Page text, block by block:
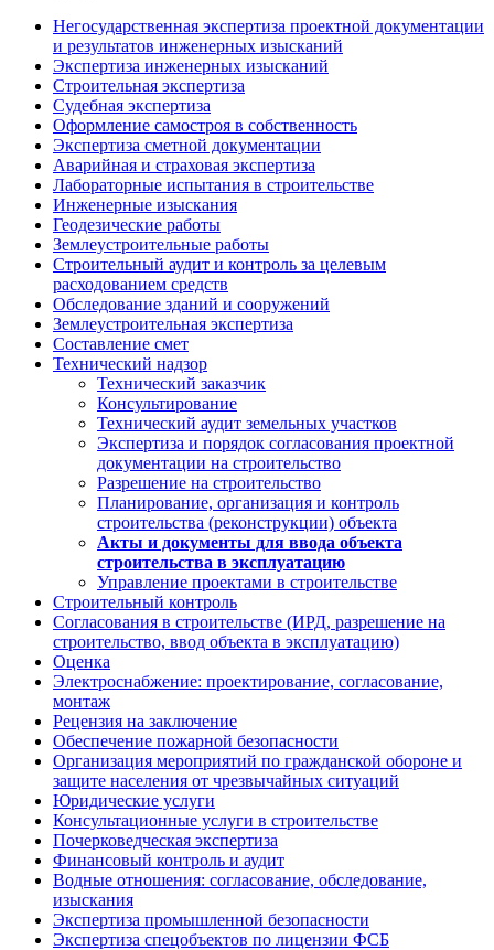
Негосударственная экспертиза проектной документации
и результатов инженерных изысканий
Экспертиза инженерных изысканий
Строительная экспертиза
Судебная экспертиза
Оформление самостроя в собственность
Экспертиза сметной документации
Аварийная и страховая экспертиза
Лабораторные испытания в строительстве
Инженерные изыскания
Геодезические работы
Землеустроительные работы
Строительный аудит и контроль за целевым
расходованием средств
Обследование зданий и сооружений
Землеустроительная экспертиза
Составление смет
Технический надзор
Технический заказчик
Консультирование
Технический аудит земельных участков
Экспертиза и порядок согласования проектной
документации на строительство
Разрешение на строительство
Планирование, организация и контроль
строительства (реконструкции) объекта
Акты и документы для ввода объекта
строительства в эксплуатацию
Управление проектами в строительстве
Строительный контроль
Согласования в строительстве (ИРД, разрешение на
строительство, ввод объекта в эксплуатацию)
Оценка
Электроснабжение: проектирование, согласование,
монтаж
Рецензия на заключение
Обеспечение пожарной безопасности
Организация мероприятий по гражданской обороне и
защите населения от чрезвычайных ситуаций
Юридические услуги
Консультационные услуги в строительстве
Почерковедческая экспертиза
Финансовый контроль и аудит
Водные отношения: согласование, обследование,
изыскания
Экспертиза промышленной безопасности
Экспертиза спецобъектов по лицензии ФСБ